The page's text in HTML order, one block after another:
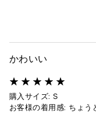
かわいい
購入サイズ: S
お客様の着用感: ちょう